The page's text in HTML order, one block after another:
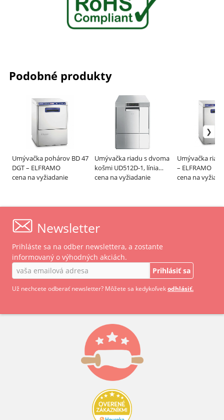
Podobné produkty
Umývačka pohárov BD 47
DGT – ELFRAMO
cena na vyžiadanie
Umývačka riadu s dvoma
košmi UD512D-1, línia
EASYLINE – SMEG
cena na vyžiadanie
Umývačka
– ELFRAMO
cena na
Newsletter
Prihláste sa na odber newslettera, a zostante
informovaný o výhodných akciách.
Prihlásiť sa
Už nechcete odberať newsletter? Môžete sa kedykoľvekodhlásiť.